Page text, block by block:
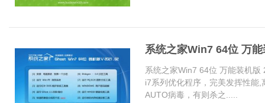
系统之家Win7 64位 万
系统之家Win7 64位 万能装机
i7系列优化程序，完美发挥性能
AUTO病毒，有则杀之.....